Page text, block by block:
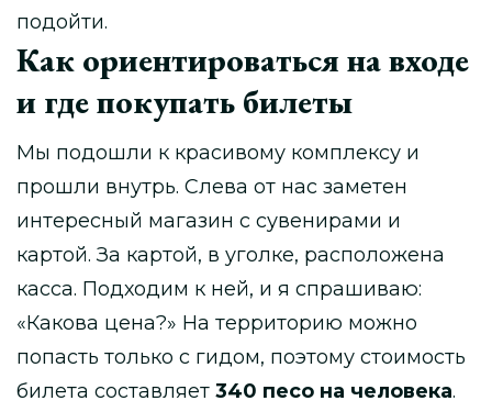
подойти.
Как ориентироваться на входе
и где покупать билеты
Мы подошли к красивому комплексу и
прошли внутрь. Слева от нас заметен
интересный магазин с сувенирами и
картой. За картой, в уголке, расположена
касса. Подходим к ней, и я спрашиваю:
«Какова цена?» На территорию можно
попасть только с гидом, поэтому стоимость
билета составляет 340 песо на человека.